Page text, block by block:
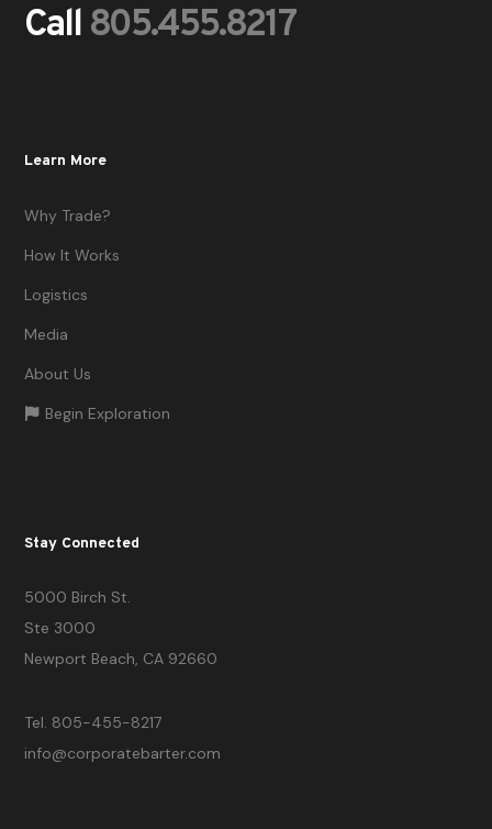
Call 805.455.8217
Learn More
Why Trade?
How It Works
Logistics
Media
About Us
Begin Exploration
Stay Connected
5000 Birch St.
Ste 3000
Newport Beach, CA 92660
Tel. 805-455-8217
info@corporatebarter.com